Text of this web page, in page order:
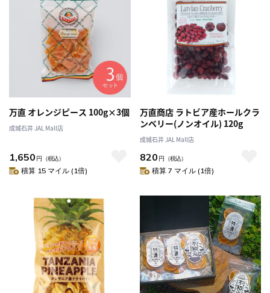
万直 オレンジピース 100g×3個
成城石井 JAL Mall店
1,650 円 （税込）
積算 15 マイル (1倍)
万直商店 ラトビア産ホールクラ
ンベリー(ノンオイル) 120g
成城石井 JAL Mall店
820 円 （税込）
積算 7 マイル (1倍)